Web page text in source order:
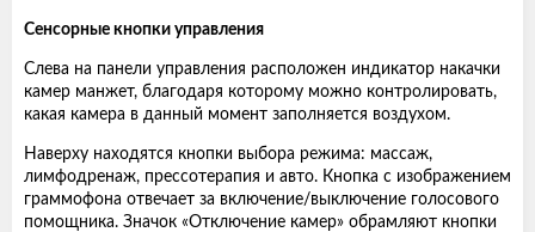
Сенсорные кнопки управления
Слева на панели управления расположен индикатор накачки
камер манжет, благодаря которому можно контролировать,
какая камера в данный момент заполняется воздухом.
Наверху находятся кнопки выбора режима: массаж,
лимфодренаж, прессотерапия и авто. Кнопка с изображением
граммофона отвечает за включение/выключение голосового
помощника. Значок «Отключение камер» обрамляют кнопки